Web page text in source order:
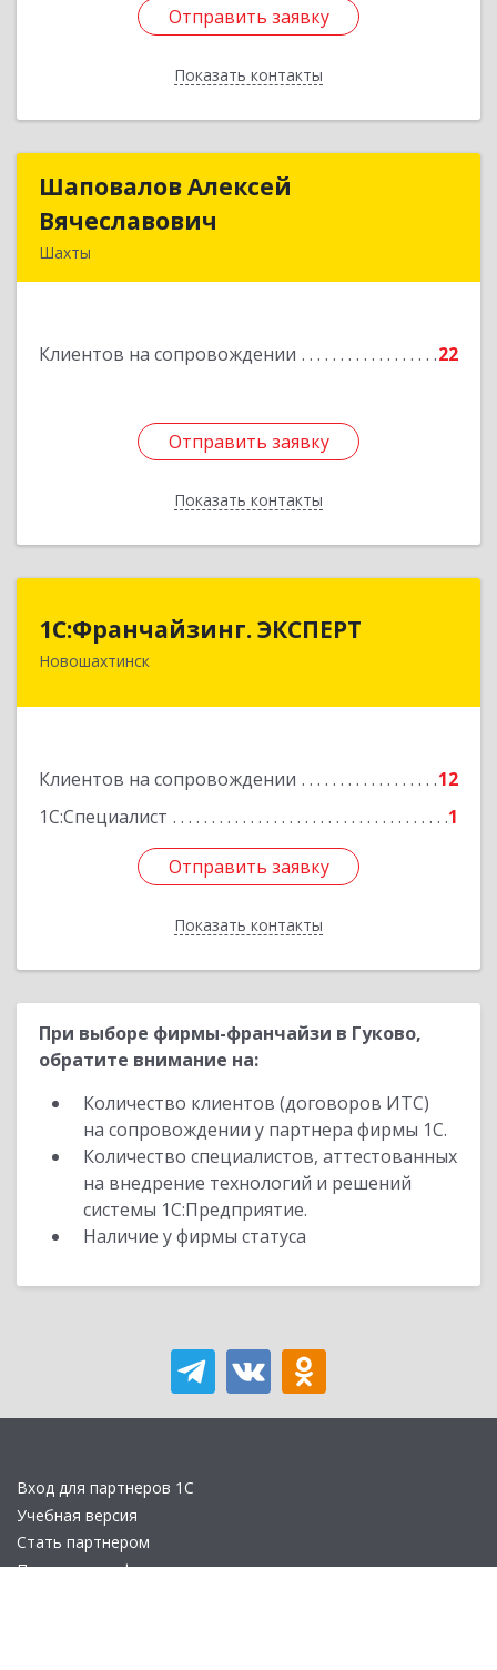
Отправить заявку
Показать контакты
Отправить заявку
Назад
Шаповалов Алексей
Вячеславович
Шахты
Клиентов на сопровождении 22
Отправить заявку
Показать контакты
Шаповалов Алексей
Отправить заявку
Назад
1С:Франчайзинг. ЭКСПЕРТ
Новошахтинск
Клиентов на сопровождении
12
1С:Специалист
1
Отправить заявку
Показать контакты
1С:Франчайзинг. ЭКСПЕРТ
346901, Ростовская обл, Новошахтинск г,
Отправить заявку
Назад
При выборе фирмы-франчайзи в Гуково,
обратите внимание на:
Количество клиентов (договоров ИТС)
на сопровождении у партнера фирмы 1С.
Количество специалистов, аттестованных
на внедрение технологий и решений
системы 1С:Предприятие.
Наличие у фирмы статуса
Вход для партнеров 1С
Учебная версия
Стать партнером
Политика конфиденциальности